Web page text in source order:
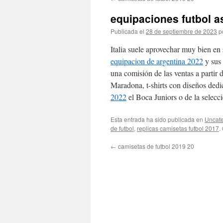
contenido
equipaciones futbol
Publicada el 28 de septiembre de 2023
Italia suele aprovechar muy bien
equipacion de argentina 2022y
una comisión de las ventas a partir
Maradona, t-shirts con diseños
2022el Boca Juniors o de la
Esta entrada ha sido publicada en
de futbol, replicas camisetas futbol 2017.
← camisetas de futbol 2019 20